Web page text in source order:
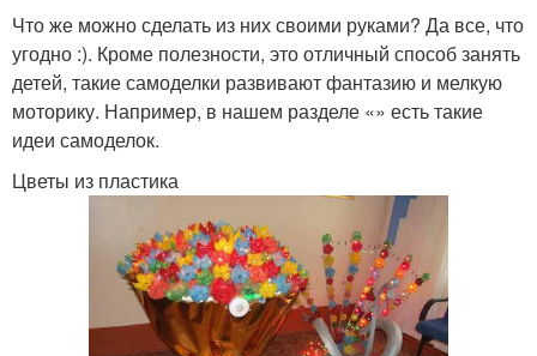
Что же можно сделать из них своими руками? Да все, что
угодно :). Кроме полезности, это отличный способ занять
детей, такие самоделки развивают фантазию и мелкую
моторику. Например, в нашем разделе «» есть такие
идеи самоделок.
Цветы из пластика